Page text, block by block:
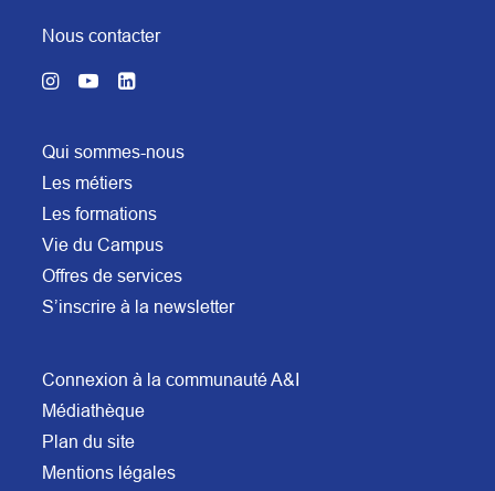
Nous contacter
Qui sommes-nous
Les métiers
Les formations
Vie du Campus
Offres de services
S’inscrire à la newsletter
Connexion à la communauté A&I
Médiathèque
Plan du site
Mentions légales